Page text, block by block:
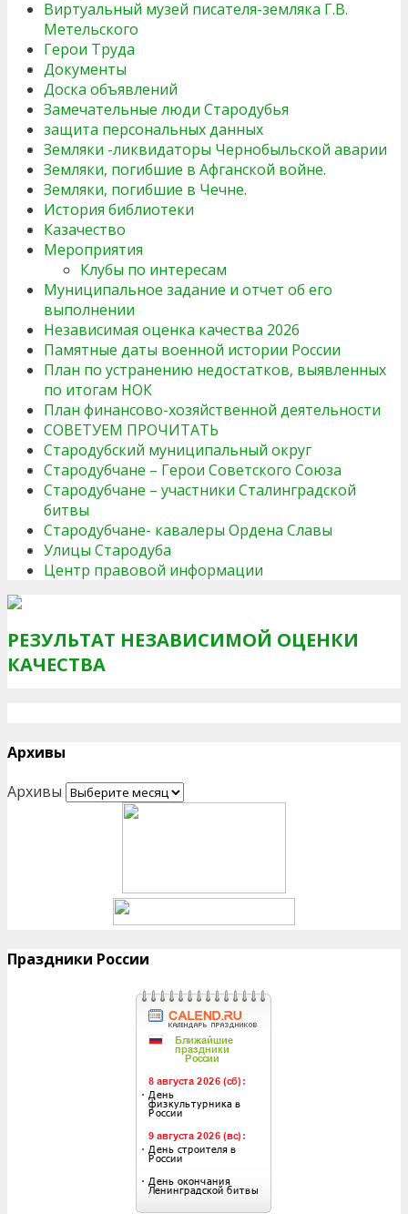
Виртуальный музей писателя-земляка Г.В.
Метельского
Герои Труда
Документы
Доска объявлений
Замечательные люди Стародубья
защита персональных данных
Земляки -ликвидаторы Чернобыльской аварии
Земляки, погибшие в Афганской войне.
Земляки, погибшие в Чечне.
История библиотеки
Казачество
Мероприятия
Клубы по интересам
Муниципальное задание и отчет об его
выполнении
Независимая оценка качества 2026
Памятные даты военной истории России
План по устранению недостатков, выявленных
по итогам НОК
План финансово-хозяйственной деятельности
СОВЕТУЕМ ПРОЧИТАТЬ
Стародубский муниципальный округ
Стародубчане – Герои Советского Союза
Стародубчане – участники Сталинградской
битвы
Стародубчане- кавалеры Ордена Славы
Улицы Стародуба
Центр правовой информации
РЕЗУЛЬТАТ НЕЗАВИСИМОЙ ОЦЕНКИ
КАЧЕСТВА
Архивы
Архивы
Праздники России